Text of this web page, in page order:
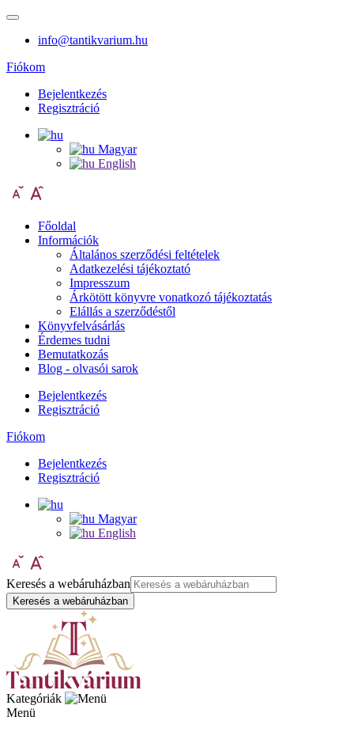
info@tantikvarium.hu
Fiókom
Bejelentkezés
Regisztráció
Magyar
English
Főoldal
Információk
Általános szerződési feltételek
Adatkezelési tájékoztató
Impresszum
Árkötött könyvre vonatkozó tájékoztatás
Elállás a szerződéstől
Könyvfelvásárlás
Érdemes tudni
Bemutatkozás
Blog - olvasói sarok
Bejelentkezés
Regisztráció
Fiókom
Bejelentkezés
Regisztráció
Magyar
English
Keresés a webáruházban
Keresés a webáruházban
Kategóriák
Menü